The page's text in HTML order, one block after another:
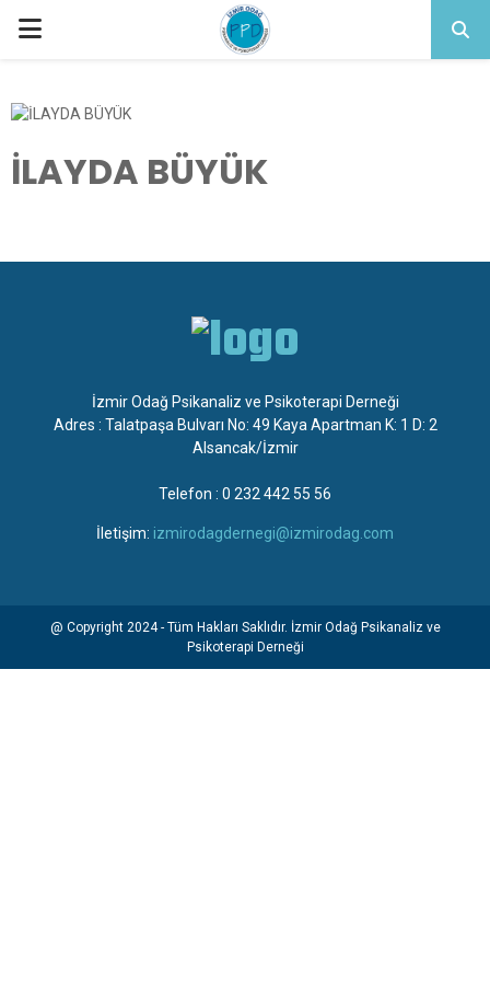
PRIMARY
İLAYDA BÜYÜK
İzmir Odağ Psikanaliz ve Psikoterapi Derneği
Adres : Talatpaşa Bulvarı No: 49 Kaya Apartman K: 1 D: 2
Alsancak/İzmir
Telefon : 0 232 442 55 56
İletişim: izmirodagdernegi@izmirodag.com
@ Copyright 2024 - Tüm Hakları Saklıdır. İzmir Odağ Psikanaliz ve
Psikoterapi Derneği